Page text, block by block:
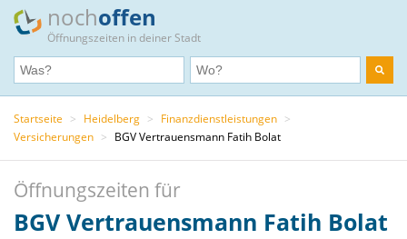
nochoffen
Öffnungszeiten in deiner Stadt
Startseite > Heidelberg > Finanzdienstleistungen >
Versicherungen > BGV Vertrauensmann Fatih Bolat
Öffnungszeiten für
BGV Vertrauensmann Fatih Bolat